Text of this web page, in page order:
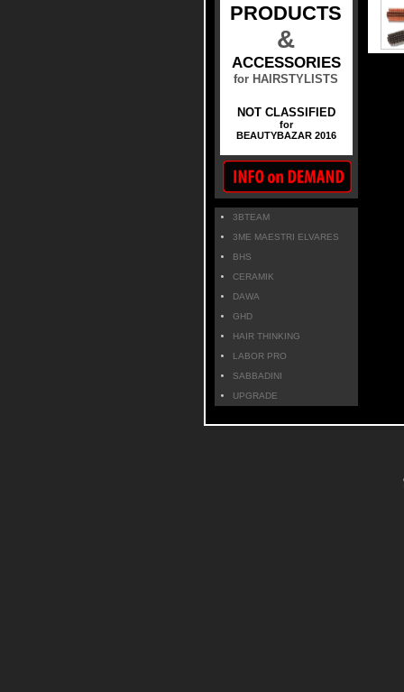
PRODUCTS
&
ACCESSORIES
for HAIRSTYLISTS
NOT CLASSIFIED
for
BEAUTYBAZAR 2016
3BTEAM
3ME MAESTRI ELVARES
BHS
CERAMIK
DAWA
GHD
HAIR THINKING
LABOR PRO
SABBADINI
UPGRADE